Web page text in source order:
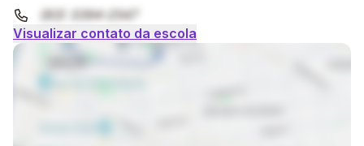
(83) 3394-2547
Visualizar contato da escola